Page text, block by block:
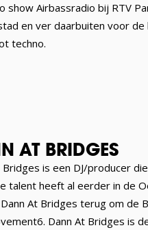
show Airbassradio bij RTV
en ver daarbuiten voor
techno.
AT BRIDGES
Bridges is een DJ/producer
talent heeft al eerder in de
At Bridges terug om de
Dann At Bridges is